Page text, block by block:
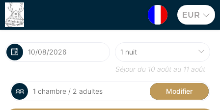
EUR
Séjour du 10 août au 11 août
1 chambre / 2 adultes Modifier